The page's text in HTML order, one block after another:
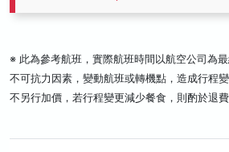
※ 此為參考航班，實際航班時間以航空公司為
不可抗力因素，變動航班或轉機點，造成行程
不另行加價，若行程變更減少餐食，則酌於退費